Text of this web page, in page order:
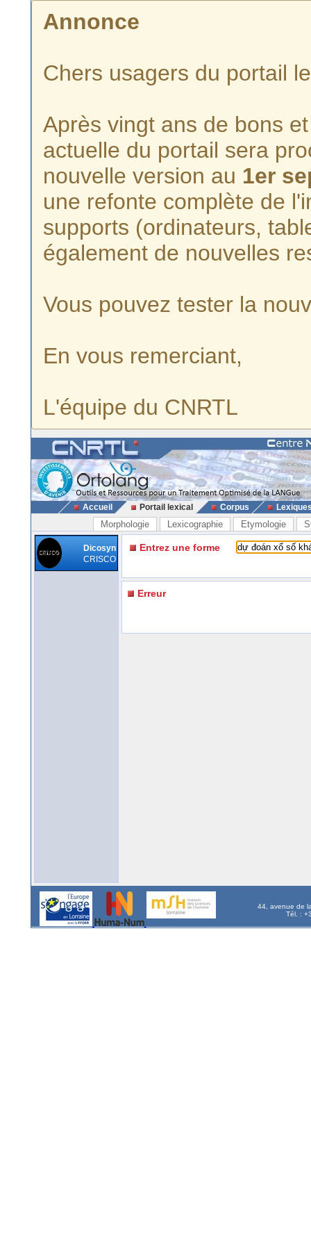
Annonce
Chers usagers du portail
Après vingt ans de bons
actuelle du portail sera
nouvelle version au 1er
une refonte complète de
supports (ordinateurs,
également de nouvelles
Vous pouvez tester la
En vous remerciant,
L'équipe du CNRTL
Accueil Portail lexical Corpus
Morphologie Lexicographie Etymologie
Dicosyn
CRISCO
Entrez une forme
Erreur
44, avenue de
Tél. :